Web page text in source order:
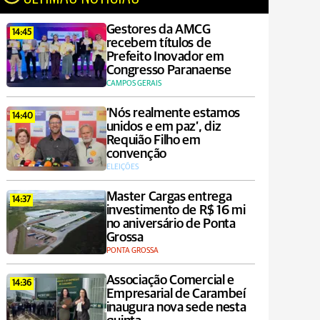
14:45
Gestores da AMCG
recebem títulos de
Prefeito Inovador em
Congresso Paranaense
CAMPOS GERAIS
14:40
‘Nós realmente estamos
unidos e em paz’, diz
Requião Filho em
convenção
ELEIÇÕES
14:37
Master Cargas entrega
investimento de R$ 16 mi
no aniversário de Ponta
Grossa
PONTA GROSSA
14:36
Associação Comercial e
Empresarial de Carambeí
inaugura nova sede nesta